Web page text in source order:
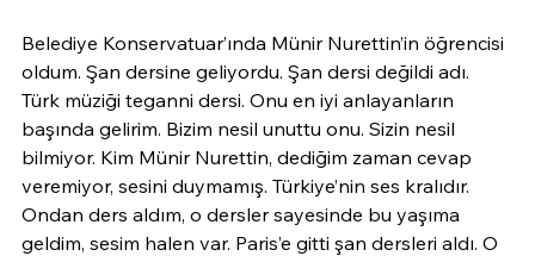
Belediye Konservatuar’ında Münir Nurettin’in öğrencisi
oldum. Şan dersine geliyordu. Şan dersi değildi adı.
Türk müziği teganni dersi. Onu en iyi anlayanların
başında gelirim. Bizim nesil unuttu onu. Sizin nesil
bilmiyor. Kim Münir Nurettin, dediğim zaman cevap
veremiyor, sesini duymamış. Türkiye’nin ses kralıdır.
Ondan ders aldım, o dersler sayesinde bu yaşıma
geldim, sesim halen var. Paris’e gitti şan dersleri aldı. O